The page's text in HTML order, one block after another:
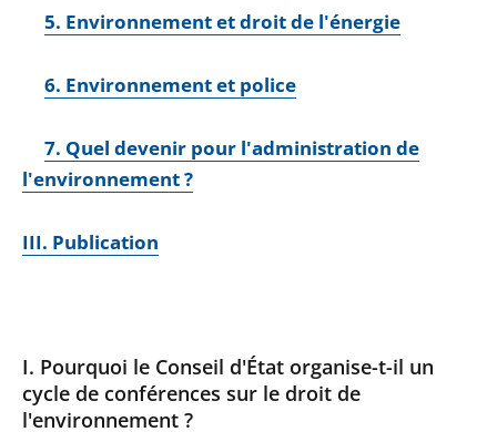
5. Environnement et droit de l'énergie
6. Environnement et police
7. Quel devenir pour l'administration de
l'environnement ?
III. Publication
I. Pourquoi le Conseil d'État organise-t-il un
cycle de conférences sur le droit de
l'environnement ?